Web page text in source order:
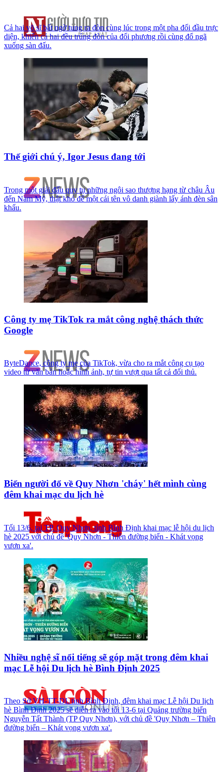
Cả hai võ sĩ bất ngờ tung ra đòn cùng lúc trong một pha đối đầu trực
diện, khiến cả hai đều trúng đòn của đối phương rồi cùng đổ ngã
xuống sàn đấu.
Thế giới chú ý, Igor Jesus đang tới
Trong một giải đấu quy tụ những ngôi sao thượng hạng từ châu Âu
đến Nam Mỹ, thật khó để một cái tên vô danh giành lấy ánh đèn sân
khấu.
Công ty mẹ TikTok ra mắt công nghệ thách thức
Google
ByteDance, công ty mẹ của TikTok, vừa cho ra mắt công cụ tạo
video từ văn bản hoặc hình ảnh, tự tin vượt qua tất cả đối thủ.
Biển người đổ về Quy Nhơn 'cháy' hết mình cùng
đêm khai mạc du lịch hè
Tối 13/6, tại TP. Quy Nhơn, tỉnh Bình Định khai mạc lễ hội du lịch
hè 2025 với chủ đề 'Quy Nhơn - Thiên đường biển - Khát vọng
vươn xa'.
Nhiều nghệ sĩ nổi tiếng sẽ góp mặt trong đêm khai
mạc Lễ hội Du lịch hè Bình Định 2025
Theo Sở VH-TT-DL tỉnh Bình Định, đêm khai mạc Lễ hội Du lịch
hè Bình Định 2025 sẽ diễn ra vào tối 13-6 tại Quảng trường biển
Nguyễn Tất Thành (TP Quy Nhơn), với chủ đề 'Quy Nhơn – Thiên
đường biển – Khát vọng vươn xa'.